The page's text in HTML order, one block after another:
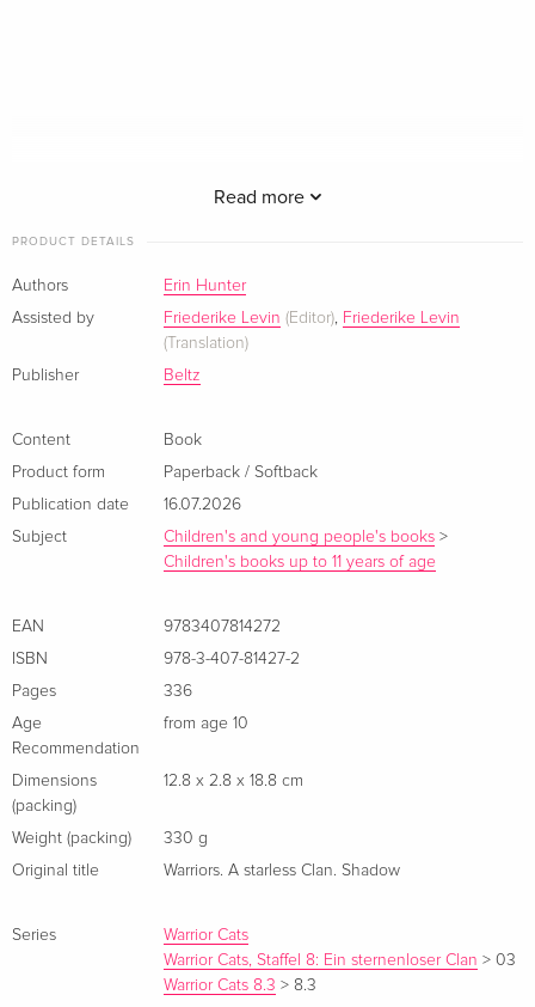
Read more
Ein einziger Fehler unter den Clans könnte den Frieden für
immer zerstören.
Der SchattenClan-Anführer Tigerstern besetzt den
Zukunft führen - und Tigerstern vertreiben? Die Stimmung
unter den Katzen ist zum Zerreißen gespannt.
About the author
Erin Hunter ist ein Autor:innenteam und inspiriert von der
Liebe zu Katzen und der Faszination von der Wildnis. Immer
mit dem größten Respekt gegenüber der Natur in all ihren
Formen, findet Erin Hunter mystische Erklärungen für das
Verhalten der Tiere und erschafft magische Welten.
Summary
Ein einziger Fehler unter den Clans könnte den Frieden für
PRODUCT DETAILS
Authors
Erin Hunter
Assisted by
Friederike Levin (Editor)
Friederike Levin
(Translation)
Publisher
Beltz
Content
Book
Product form
Paperback / Softback
Publication date
16.07.2026
Subject
Children's and young people's books >
Children's books up to 11 years of age
EAN
9783407814272
ISBN
978-3-407-81427-2
Pages
336
Age
Recommendation
from age 10
Dimensions
(packing)
12.8 x 2.8 x 18.8 cm
Weight (packing)
330 g
Original title
Warriors. A starless Clan. Shadow
Series
Warrior Cats
Warrior Cats, Staffel 8: Ein sternenloser Clan > 03
Warrior Cats 8.3 > 8.3